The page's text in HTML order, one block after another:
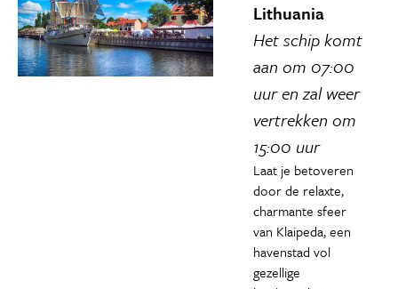
Lithuania
Het schip komt
aan om 07:00
uur en zal weer
vertrekken om
15:00 uur
Laat je betoveren
door de relaxte,
charmante sfeer
van Klaipeda, een
havenstad vol
gezellige